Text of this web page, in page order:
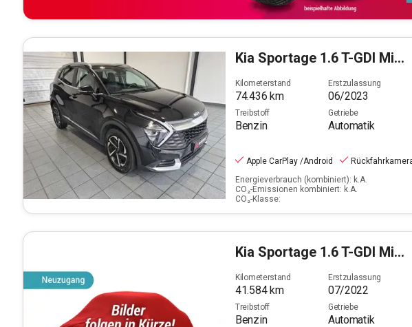
Kia Sportage 1.6 T-GDI Mild-Hybrid Vision (EURO 6d)
Kilometerstand
74.436 km
Erstzulassung
06/2023
Treibstoff
Benzin
Getriebe
Automatik
Apple CarPlay /Android
Energieverbrauch (kombiniert): k.A.
CO₂-Emissionen kombiniert: k.A.
CO₂-Klasse:
Kia Sportage 1.6 T-GDI Mild-Hybrid Spirit (EURO 6d)
Kilometerstand
41.584km
Erstzulassung
07/2022
Treibstoff
Benzin
Getriebe
Automatik